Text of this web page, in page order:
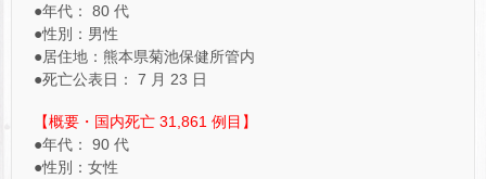
●年代： 80 代
●性別：男性
●居住地：熊本県菊池保健所管内
●死亡公表日： 7 月 23 日
【概要・国内死亡 31,861 例目】
●年代： 90 代
●性別：女性